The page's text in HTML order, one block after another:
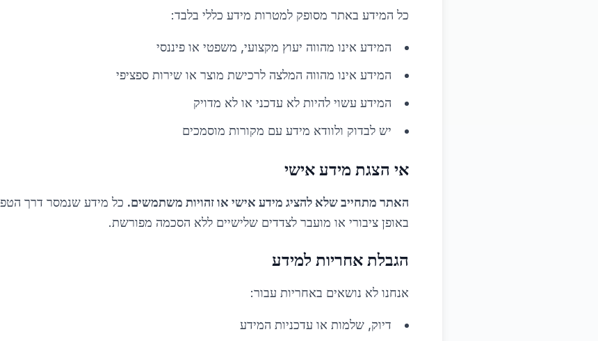
כל המידע באתר מסופק למטרות מידע כללי בלבד:
המידע אינו מהווה יעוץ מקצועי, משפטי או פיננסי
המידע אינו מהווה המלצה לרכישת מוצר או שירות ספציפי
המידע עשוי להיות לא עדכני או לא מדויק
יש לבדוק ולוודא מידע עם מקורות מוסמכים
אי הצגת מידע אישי
האתר מתחייב שלא להציג מידע אישי או זהויות משתמשים. כל מידע שנמסר דרך
באופן ציבורי או מועבר לצדדים שלישיים ללא הסכמה מפורשת.
הגבלת אחריות למידע
אנחנו לא נושאים באחריות עבור:
דיוק, שלמות או עדכניות המידע